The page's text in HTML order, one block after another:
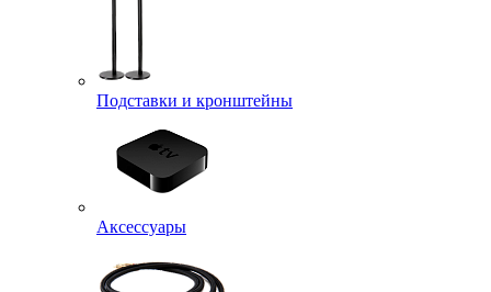
Подставки и кронштейны
Аксессуары